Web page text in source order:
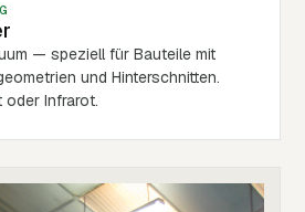
— speziell für Bauteile mit
und Hinterschnitten.
oder Infrarot.